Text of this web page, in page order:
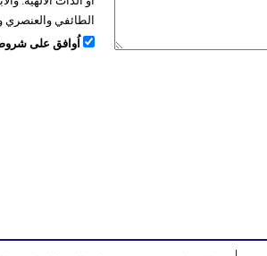
الطائفي والعنصري
اُوافق على